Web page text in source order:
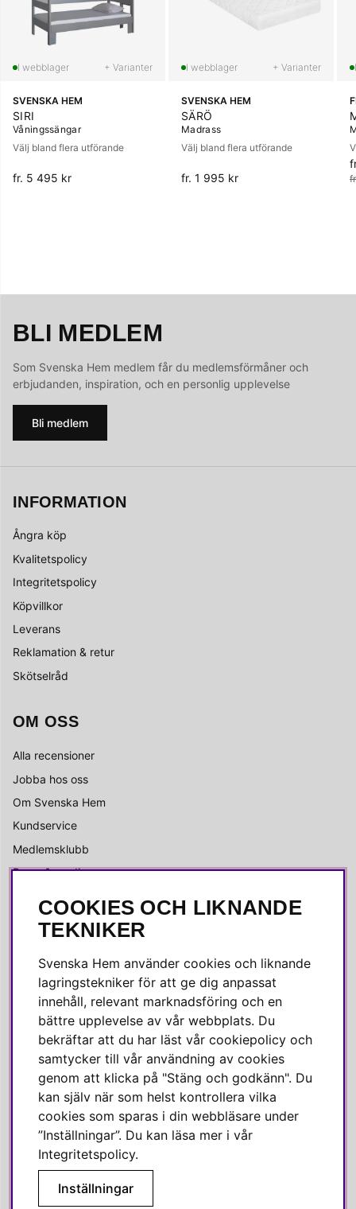
+ Varianter
SVENSKA HEM
SIRI
Våningssängar
Välj bland flera utförande
fr. 5 495 kr
+ Varianter
SVENSKA HEM
SÄRÖ
Madrass
Välj bland flera utförande
fr. 1 995 kr
BLI MEDLEM
Som Svenska Hem medlem får du medlemsförmåner och
erbjudanden, inspiration, och en personlig upplevelse
Bli medlem
INFORMATION
Ångra köp
Kvalitetspolicy
Integritetspolicy
Köpvillkor
Leverans
Reklamation & retur
Skötselråd
OM OSS
Alla recensioner
Jobba hos oss
Om Svenska Hem
Kundservice
Medlemsklubb
Press & media
SOCIALA MEDIER
Instagram
Linkedin
Pinterest
SVENSKA HEM
Varmt välkommen till Svenska Hem!
Vi värdesätter våra kunder högt och finns här för att hjälpa dig
om du har några frågor eller vill ha inspiration.
010-35 00 610
COOKIES OCH LIKNANDE
TEKNIKER
Svenska Hem använder cookies och liknande
lagringstekniker för att ge dig anpassat
innehåll, relevant marknadsföring och en
bättre upplevelse av vår webbplats. Du
bekräftar att du har läst vår cookiepolicy och
samtycker till vår användning av cookies
genom att klicka på "Stäng och godkänn". Du
kan själv när som helst kontrollera vilka
cookies som sparas i din webbläsare under
”Inställningar”. Du kan läsa mer i vår
Integritetspolicy.
Inställningar